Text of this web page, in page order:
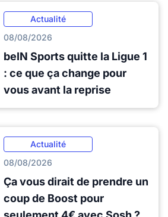
Actualité
08/08/2026
beIN Sports quitte la Ligue 1
: ce que ça change pour
vous avant la reprise
Actualité
08/08/2026
Ça vous dirait de prendre un
coup de Boost pour